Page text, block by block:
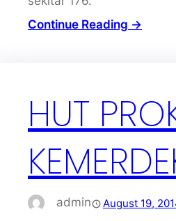
Continue Reading →
HUT
admin August 19,